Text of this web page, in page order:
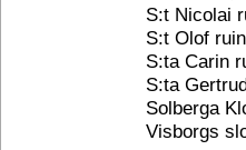
S:t Nicolai
S:t Olof
S:ta Carin
S:ta
Solberga
Visborgs